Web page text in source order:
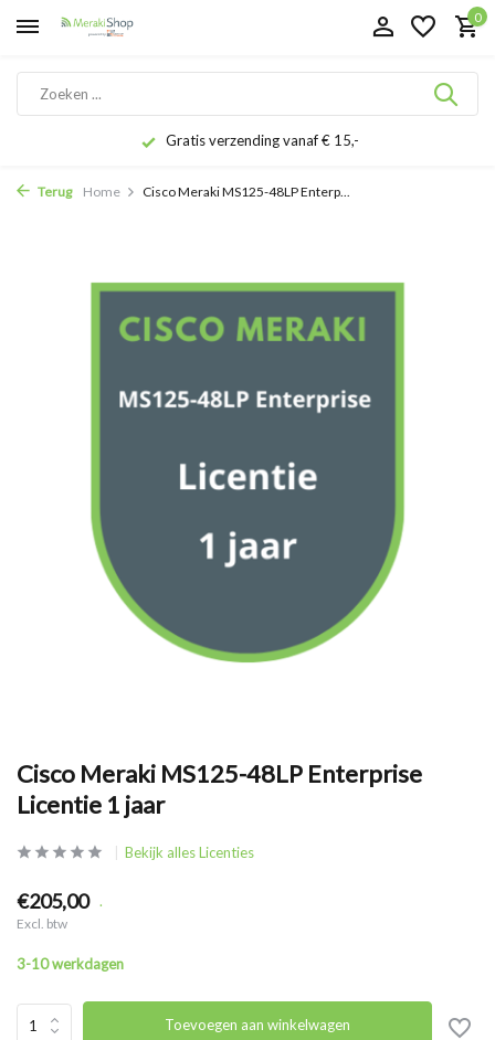
0
Gratis verzending vanaf € 15,-
Terug Home Cisco Meraki MS125-48LP Enterp...
Cisco Meraki MS125-48LP Enterprise
Licentie 1 jaar
Bekijk alles Licenties
€205,00 .
Excl. btw
3-10 werkdagen
Toevoegen aan winkelwagen